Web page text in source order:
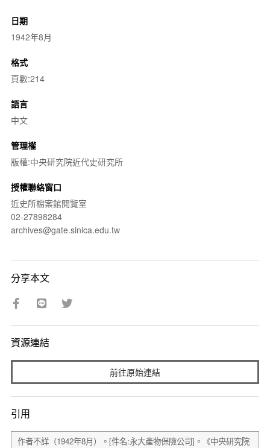
日期
1942年8月
格式
頁數:214
語言
中文
管理權
版權:中央研究院近代史研究所
授權聯絡窗口
近史所檔案館閱覽室
02-27898284
archives@gate.sinica.edu.tw
分享本文
資源連結
前往原始連結
引用